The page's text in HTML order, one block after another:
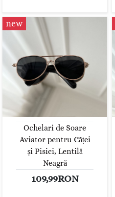
new
Ochelari de Soare
Aviator pentru Căței
și Pisici, Lentilă
Neagră
109,99RON